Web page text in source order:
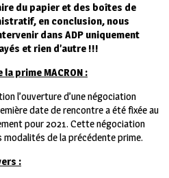
du papier et des boîtes de
en conclusion, nous
dans ADP uniquement
et rien d’autre !!!
prime MACRON :
l’ouverture d’une négociation
date de rencontre a été fixée au
pour 2021. Cette négociation
modalités de la précédente prime.
: